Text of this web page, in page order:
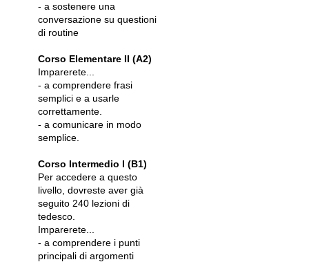
- a sostenere una
conversazione su questioni
di routine
Corso Elementare II (A2)
Imparerete...
- a comprendere frasi
semplici e a usarle
correttamente.
- a comunicare in modo
semplice.
Corso Intermedio I (B1)
Per accedere a questo
livello, dovreste aver già
seguito 240 lezioni di
tedesco.
Imparerete...
- a comprendere i punti
principali di argomenti